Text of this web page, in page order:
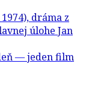
dráma z
úlohe Jan
— jeden film